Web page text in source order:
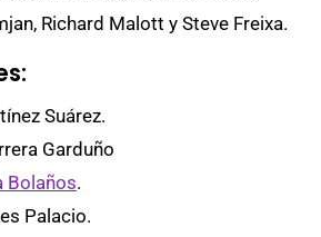
Richard Malott y Steve Freixa.
Suárez.
Garduño
Bolaños.
Palacio.